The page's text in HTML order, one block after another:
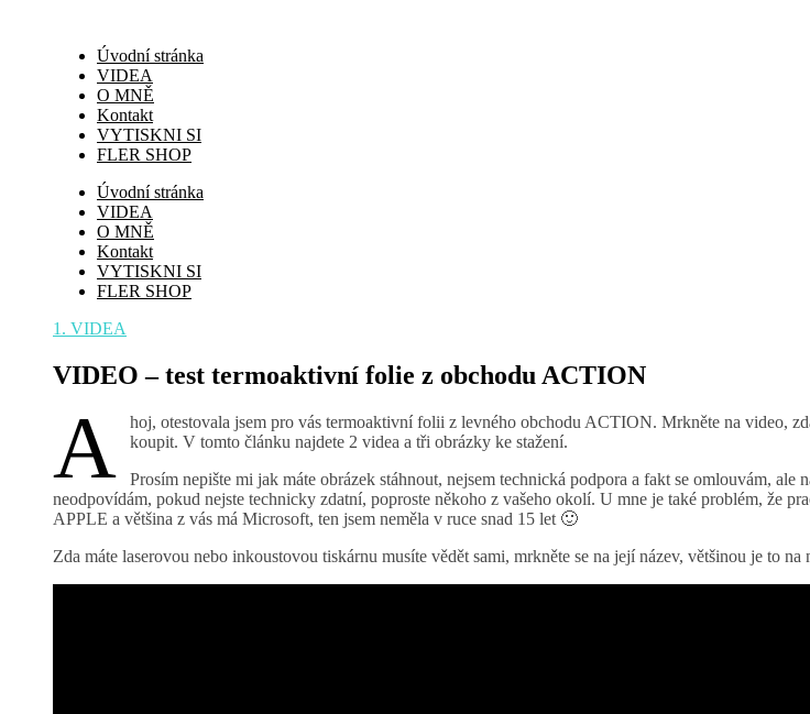
Úvodní stránka
VIDEA
O MNĚ
Kontakt
VYTISKNI SI
FLER SHOP
Úvodní stránka
VIDEA
O MNĚ
Kontakt
VYTISKNI SI
FLER SHOP
1. VIDEA
VIDEO – test termoaktivní folie z obchodu ACTION
A
hoj, otestovala jsem pro vás termoaktivní folii z levného obchodu ACTION. Mrkněte na video,
koupit. V tomto článku najdete 2 videa a tři obrázky ke stažení.
Prosím nepište mi jak máte obrázek stáhnout, nejsem technická podpora a fakt se omlouvám, ale
neodpovídám, pokud nejste technicky zdatní, poproste někoho z vašeho okolí. U mne je také problém, že
APPLE a většina z vás má Microsoft, ten jsem neměla v ruce snad 15 let 🙂
Zda máte laserovou nebo inkoustovou tiskárnu musíte vědět sami, mrkněte se na její název, většinou je to na